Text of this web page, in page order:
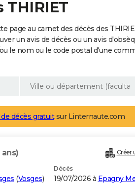
THIRIET
page au carnet des décès des
un avis de décès ou un avis
le nom ou le code postal d'une
de décès gratuitsur Linternaute.com
ans) Créer
(Vosges)
Décès
19/07/2026 à Epagny